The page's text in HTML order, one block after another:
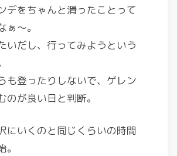
デをちゃんと滑ったことって
ぁ〜。
いだし、行ってみようという
も登ったりしないで、ゲレン
のが良い日と判断。
にいくのと同じくらいの時間